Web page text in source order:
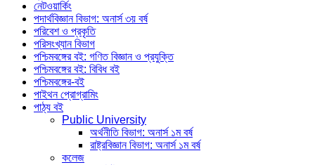
নেটওয়ার্কিং
পদার্থবিজ্ঞান বিভাগ: অনার্স ৩য় বর্ষ
পরিবেশ ও প্রকৃতি
পরিসংখ্যান বিভাগ
পশ্চিমবঙ্গের বই: গণিত বিজ্ঞান ও প্রযুক্তি
পশ্চিমবঙ্গের বই: বিবিধ বই
পশ্চিমবঙ্গের-বই
পাইথন প্রোগ্রামিং
পাঠ্য বই
Public University
অর্থনীতি বিভাগ: অনার্স ১ম বর্ষ
রাষ্ট্রবিজ্ঞান বিভাগ: অনার্স ১ম বর্ষ
কলেজ